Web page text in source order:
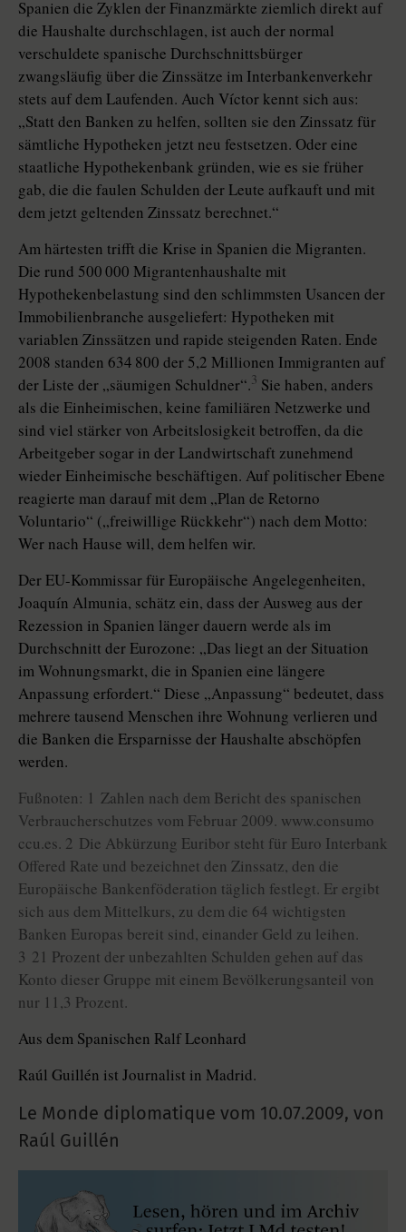
Spanien die Zyklen der Finanzmärkte ziemlich direkt auf
die Haushalte durchschlagen, ist auch der normal
verschuldete spanische Durchschnittsbürger
zwangsläufig über die Zinssätze im Interbankenverkehr
stets auf dem Laufenden. Auch Víctor kennt sich aus:
„Statt den Banken zu helfen, sollten sie den Zinssatz für
sämtliche Hypotheken jetzt neu festsetzen. Oder eine
staatliche Hypothekenbank gründen, wie es sie früher
gab, die die faulen Schulden der Leute aufkauft und mit
dem jetzt geltenden Zinssatz berechnet.“
Am härtesten trifft die Krise in Spanien die Migranten.
Die rund 500 000 Migrantenhaushalte mit
Hypothekenbelastung sind den schlimmsten Usancen der
Immobilienbranche ausgeliefert: Hypotheken mit
variablen Zinssätzen und rapide steigenden Raten. Ende
2008 standen 634 800 der 5,2 Millionen Immigranten auf
der Liste der „säumigen Schuldner“.3 Sie haben, anders
als die Einheimischen, keine familiären Netzwerke und
sind viel stärker von Arbeitslosigkeit betroffen, da die
Arbeitgeber sogar in der Landwirtschaft zunehmend
wieder Einheimische beschäftigen. Auf politischer Ebene
reagierte man darauf mit dem „Plan de Retorno
Voluntario“ („freiwillige Rückkehr“) nach dem Motto:
Wer nach Hause will, dem helfen wir.
Der EU-Kommissar für Europäische Angelegenheiten,
Joaquín Almunia, schätz ein, dass der Ausweg aus der
Rezession in Spanien länger dauern werde als im
Durchschnitt der Eurozone: „Das liegt an der Situation
im Wohnungsmarkt, die in Spanien eine längere
Anpassung erfordert.“ Diese „Anpassung“ bedeutet, dass
mehrere tausend Menschen ihre Wohnung verlieren und
die Banken die Ersparnisse der Haushalte abschöpfen
werden.
Fußnoten: 1 Zahlen nach dem Bericht des spanischen
Verbraucherschutzes vom Februar 2009. www.consumo
ccu.es. 2 Die Abkürzung Euribor steht für Euro Interbank
Offered Rate und bezeichnet den Zinssatz, den die
Europäische Bankenföderation täglich festlegt. Er ergibt
sich aus dem Mittelkurs, zu dem die 64 wichtigsten
Banken Europas bereit sind, einander Geld zu leihen.
3 21 Prozent der unbezahlten Schulden gehen auf das
Konto dieser Gruppe mit einem Bevölkerungsanteil von
nur 11,3 Prozent.
Aus dem Spanischen Ralf Leonhard
Raúl Guillén ist Journalist in Madrid.
Le Monde diplomatique vom 10.07.2009, von
Raúl Guillén